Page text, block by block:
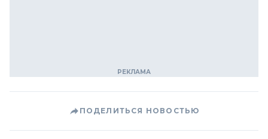
ПОДЕЛИТЬСЯ НОВОСТЬЮ